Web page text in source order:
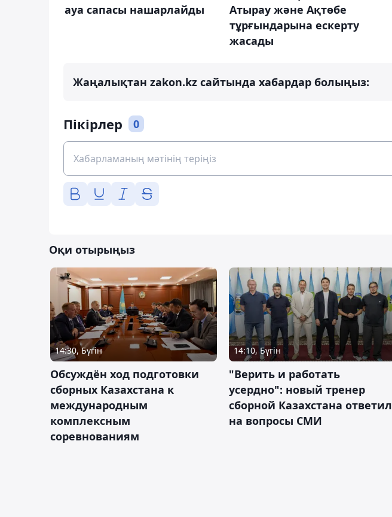
ауа сапасы нашарлайды
Атырау және Ақтөбе
тұрғындарына ескерту
жасады
Жаңалықтан zakon.kz сайтында хабардар болыңыз:
Пікірлер 0
Оқи отырыңыз
14:30, Бүгін
Обсуждён ход подготовки
сборных Казахстана к
международным
комплексным
соревнованиям
14:10, Бүгін
"Верить и работать
усердно": новый тренер
сборной Казахстана ответил
на вопросы СМИ